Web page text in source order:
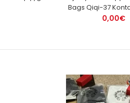
Bags Qiqi-37
0,00€